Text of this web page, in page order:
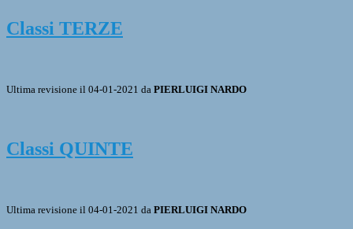
Classi TERZE
Ultima revisione il 04-01-2021 da PIERLUIGI NARDO
Classi QUINTE
Ultima revisione il 04-01-2021 da PIERLUIGI NARDO